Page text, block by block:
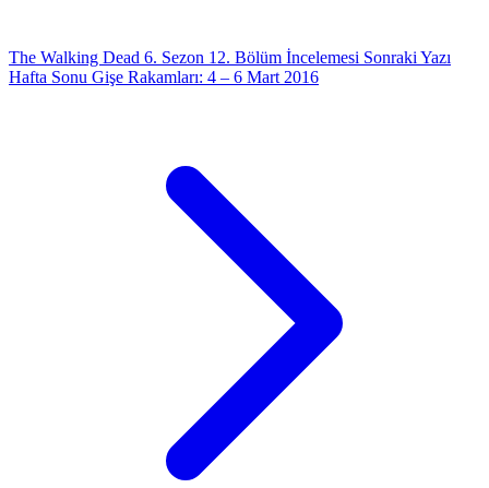
The Walking Dead 6. Sezon 12. Bölüm İncelemesi Sonraki Yazı
Hafta Sonu Gişe Rakamları: 4 – 6 Mart 2016